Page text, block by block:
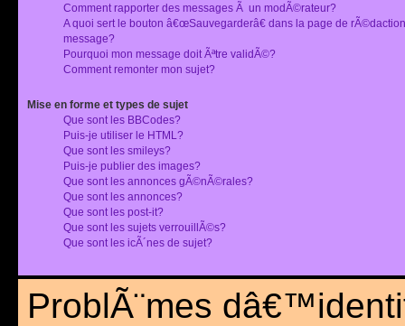
Comment rapporter des messages Ã un modÃ©rateur?
A quoi sert le bouton â€œSauvegarderâ€ dans la page de
message?
Pourquoi mon message doit Ãªtre validÃ©?
Comment remonter mon sujet?
Mise en forme et types de sujet
Que sont les BBCodes?
Puis-je utiliser le HTML?
Que sont les smileys?
Puis-je publier des images?
Que sont les annonces gÃ©nÃ©rales?
Que sont les annonces?
Que sont les post-it?
Que sont les sujets verrouillÃ©s?
Que sont les icÃ´nes de sujet?
ProblÃ¨mes